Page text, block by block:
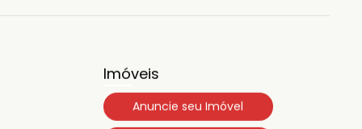
Imóveis
Anuncie seu Imóvel